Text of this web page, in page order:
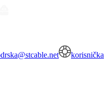
korisnička